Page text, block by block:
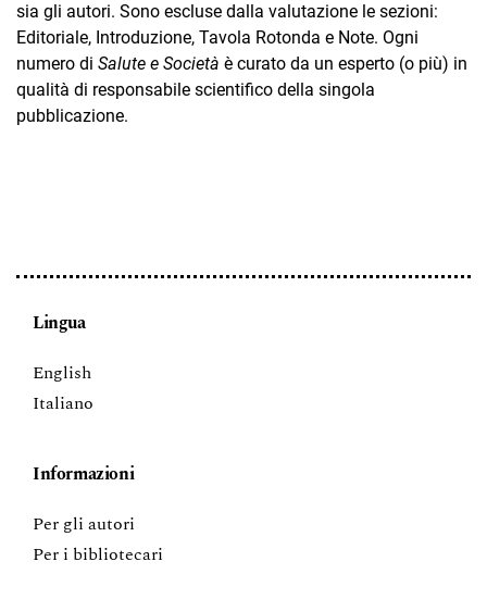
sia gli autori. Sono escluse dalla valutazione le sezioni:
Editoriale, Introduzione, Tavola Rotonda e Note. Ogni
numero di Salute e Società è curato da un esperto (o più) in
qualità di responsabile scientifico della singola
pubblicazione.
Lingua
English
Italiano
Informazioni
Per gli autori
Per i bibliotecari